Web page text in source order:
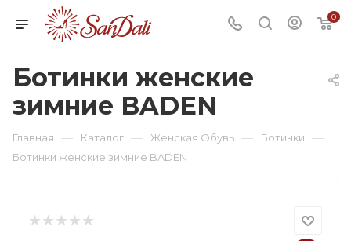
0
Ботинки женские
зимние BADEN
Главная — Каталог — Женская Обувь — Ботинки —
Ботинки женские зимние BADEN